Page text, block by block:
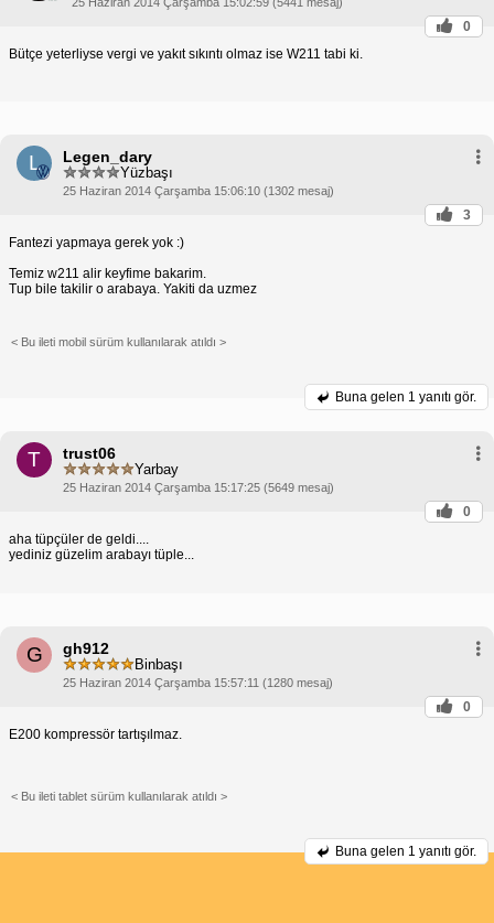
0
Bütçe yeterliyse vergi ve yakıt sıkıntı olmaz ise W211 tabi ki.
L Legen_dary
Yüzbaşı
25 Haziran 2014 Çarşamba 15:06:10 (1302 mesaj)
3
Fantezi yapmaya gerek yok :)
Temiz w211 alir keyfime bakarim.
Tup bile takilir o arabaya. Yakiti da uzmez
< Bu ileti mobil sürüm kullanılarak atıldı >
Buna gelen 1 yanıtı gör.
T trust06
Yarbay
25 Haziran 2014 Çarşamba 15:17:25 (5649 mesaj)
0
aha tüpçüler de geldi....
yediniz güzelim arabayı tüple...
G gh912
Binbaşı
25 Haziran 2014 Çarşamba 15:57:11 (1280 mesaj)
0
E200 kompressör tartışılmaz.
< Bu ileti tablet sürüm kullanılarak atıldı >
Buna gelen 1 yanıtı gör.